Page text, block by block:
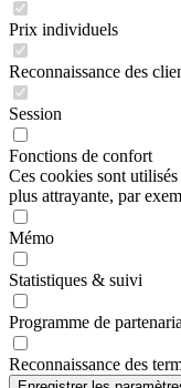
Prix individuels
Reconnaissance des
Session
Fonctions de confort
Ces cookies sont
plus attrayante, par
Mémo
Statistiques & suivi
Programme de
Reconnaissance des